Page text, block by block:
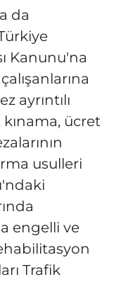
da
Kanunu'na
ayrıntılı
ücret
usulleri
engelli ve
Trafik